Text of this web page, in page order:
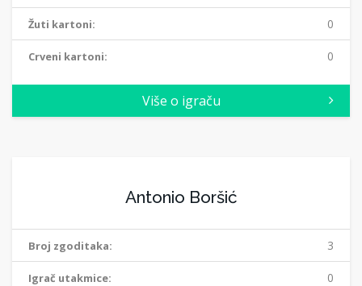
Žuti kartoni: 0
Crveni kartoni: 0
Više o igraču
Antonio Boršić
Broj zgoditaka: 3
Igrač utakmice: 0